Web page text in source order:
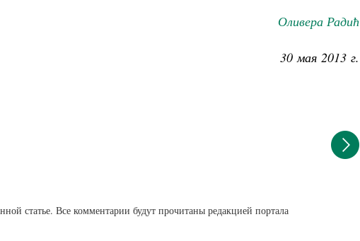
Оливера Радић
30 мая 2013 г.
статье. Все комментарии будут прочитаны редакцией портала